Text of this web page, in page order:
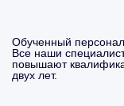
Обученный персонал
Все наши
повышают
двух лет.